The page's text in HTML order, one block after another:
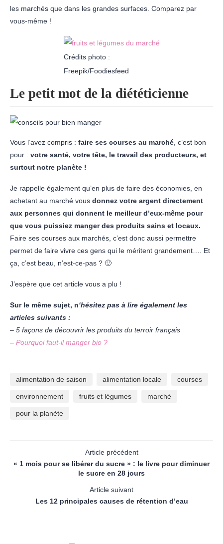
les marchés que dans les grandes surfaces. Comparez par
vous-même !
Crédits photo :
Freepik/Foodiesfeed
Le petit mot de la diététicienne
Vous l’avez compris : faire ses courses au marché , c’est bon
pour : votre santé, votre tête, le travail des producteurs, et
surtout notre planète !
Je rappelle également qu’en plus de faire des économies, en
achetant au marché vous donnez votre argent directement
aux personnes qui donnent le meilleur d’eux-même pour
que vous puissiez manger des produits sains et locaux.
Faire ses courses aux marchés, c’est donc aussi permettre
permet de faire vivre ces gens qui le méritent grandement…. Et
ça, c’est beau, n’est-ce-pas ? 🙂
J’espère que cet article vous a plu !
Sur le même sujet, n‘hésitez pas à lire également les
articles suivants :
– 5 façons de découvrir les produits du terroir français
– Pourquoi faut-il manger bio ?
alimentation de saison alimentation locale courses
environnement fruits et légumes marché
pour la planète
Article précédent
« 1 mois pour se libérer du sucre » : le livre pour diminuer
le sucre en 28 jours
Article suivant
Les 12 principales causes de rétention d’eau